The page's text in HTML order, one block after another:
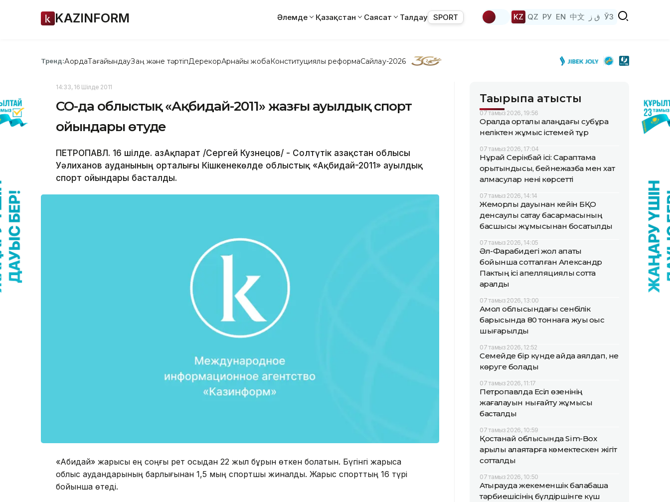
KAZINFORM Әлемде Қазақстан Саясат Талдау SPORT KZ QZ РУ EN 中文 ق ز ЎЗ
Тренд:АқордаТағайындауЗаң және тәртіпДерекқорАрнайы жобаКонституциялық реформаСайлау-2026
14:33, 16 Шілде 2011
СҚО-да облыстық «Ақбидай-2011» жазғы ауылдық спорт
ойындары өтуде
ПЕТРОПАВЛ. 16 шілде. ҚазАқпарат /Сергей Кузнецов/ - Солтүтік Қазақстан облысы
Уәлиханов ауданының орталығы Кішкенекөлде облыстық «Ақбидай-2011» ауылдық
спорт ойындары басталды.
«Ақбидай» жарысы ең соңғы рет осыдан 22 жыл бұрын өткен болатын. Бүгінгі жарысқа
облыс аудандарының барлығынан 1,5 мың спортшы жиналды. Жарыс спорттың 16 түрі
бойынша өтеді.
Тақырыпқа қатысты
07 тамыз 2026, 19:56
Оралда орталық алаңдағы субұрқақ
неліктен жұмыс істемей тұр
07 тамыз 2026, 17:04
Нұрай Серікбай ісі: Сараптама
қорытындысы, бейнежазба мен хат
алмасулар нені көрсетті
07 тамыз 2026, 14:14
Жемқорлық дауынан кейін БҚО
денсаулық сақтау басқармасының
басшысы жұмысынан босатылды
07 тамыз 2026, 14:05
Әл-Фарабидегі жол апаты
бойынша сотталған Александр
Пактың ісі апелляциялық сотта
қаралды
07 тамыз 2026, 13:00
Ақмол облысындағы сенбілік
барысында 80 тоннаға жуық қоқыс
шығарылды
07 тамыз 2026, 12:52
Семейде бір күнде қайда аялдап, не
көруге болады
07 тамыз 2026, 11:17
Петропавлда Есіл өзенінің
жағалауын нығайту жұмысы
басталды
07 тамыз 2026, 10:59
Қостанай облысында Sim-Box
арқылы алаяқтарға көмектескен жігіт
сотталды
07 тамыз 2026, 10:50
Атырауда жекеменшік балабақша
тәрбиешісінің бүлдіршінге күш